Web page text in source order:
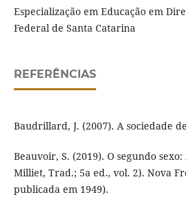
Especialização em Educação em
Federal de Santa Catarina
REFERÊNCIAS
Baudrillard, J. (2007). A sociedade
Beauvoir, S. (2019). O segundo
Milliet, Trad.; 5a ed., vol. 2). Nova
publicada em 1949).